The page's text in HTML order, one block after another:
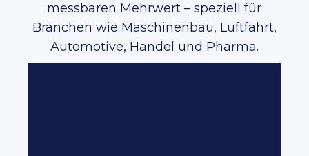
messbaren Mehrwert – speziell für
Branchen wie Maschinenbau, Luftfahrt,
Automotive, Handel und Pharma.